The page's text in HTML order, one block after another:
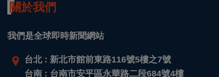
關於我們
我們是全球即時新聞網站
台北 : 新北市館前東路116號5樓之7號
台南 : 台南市安平區永華路二段684號4樓